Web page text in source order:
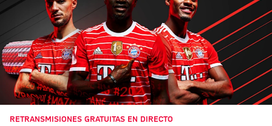
RETRANSMISIONES GRATUITAS EN DIRECTO